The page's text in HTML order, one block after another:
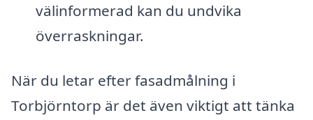
välinformerad kan du undvika
överraskningar.
När du letar efter fasadmålning i
Torbjörntorp är det även viktigt att tänka